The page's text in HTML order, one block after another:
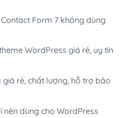
Form 7 không dùng
WordPress giá rẻ, uy tín
giá rẻ, chất lượng, hỗ trợ bảo
nên dùng cho WordPress